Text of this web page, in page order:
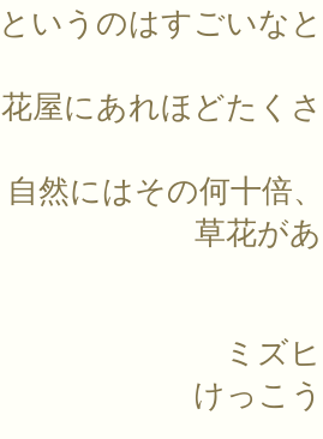
というのはすごいな
花屋にあれほどたく
自然にはその何十倍
草花が
ミズ
けっこ